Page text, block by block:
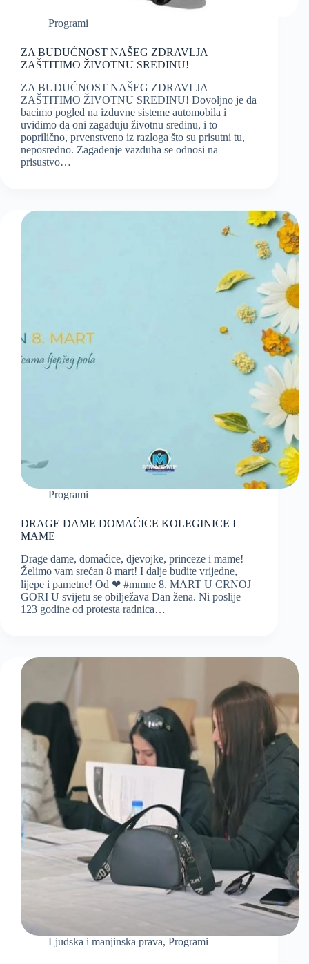
Programi
ZA BUDUĆNOST NAŠEG ZDRAVLJA
ZAŠTITIMO ŽIVOTNU SREDINU!
ZA BUDUĆNOST NAŠEG ZDRAVLJA
ZAŠTITIMO ŽIVOTNU SREDINU! Dovoljno je da
bacimo pogled na izduvne sisteme automobila i
uvidimo da oni zagađuju životnu sredinu, i to
poprilično, prvenstveno iz razloga što su prisutni tu,
neposredno. Zagađenje vazduha se odnosi na
prisustvo…
Programi
DRAGE DAME DOMAĆICE KOLEGINICE I
MAME
Drage dame, domaćice, djevojke, princeze i mame!
Želimo vam srećan 8 mart! I dalje budite vrijedne,
lijepe i pametne! Od ❤ #mmne 8. MART U CRNOJ
GORI U svijetu se obilježava Dan žena. Ni poslije
123 godine od protesta radnica…
Ljudska i manjinska prava, Programi